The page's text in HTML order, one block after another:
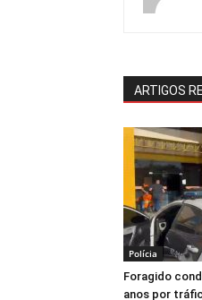
ARTIGOS
Polícia
Foragido
anos por